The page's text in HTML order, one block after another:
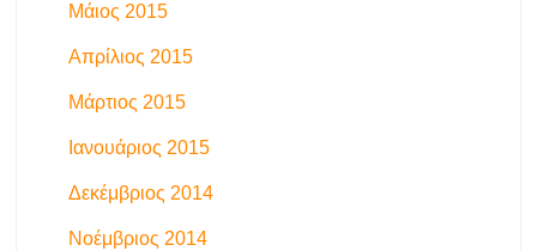
Μάιος 2015
Απρίλιος 2015
Μάρτιος 2015
Ιανουάριος 2015
Δεκέμβριος 2014
Νοέμβριος 2014